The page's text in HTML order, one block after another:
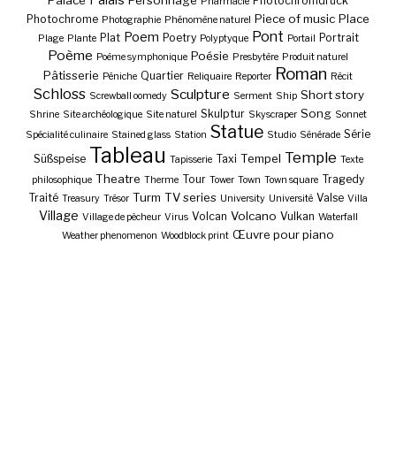
Photochrome Photographie Phénomène naturel Piece of music Place
Plage Plante Plat Poem Poetry Polyptyque Pont Portail Portrait
Poème Poème symphonique Poésie Presbytère Produit naturel
Pâtisserie Péniche Quartier Reliquaire Reporter Roman Récit
Schloss Screwball oomedy Sculpture Serment Ship Short story
Shrine Site archéologique Site naturel Skulptur Skyscraper Song Sonnet
Spécialité culinaire Stained glass Station Statue Studio Sénérade Série
Süßspeise Tableau Tapisserie Taxi Tempel Temple Texte
philosophique Theatre Therme Tour Tower Town Town square Tragedy
Traité Treasury Trésor Turm TV series University Université Valse Villa
Village Village de pêcheur Virus Volcan Volcano Vulkan Waterfall
Weather phenomenon Woodblock print Œuvre pour piano